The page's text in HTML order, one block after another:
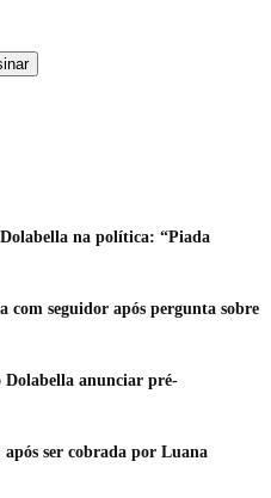
na política: “Piada
com seguidor após pergunta sobre
Dolabella anunciar pré-
ser cobrada por Luana